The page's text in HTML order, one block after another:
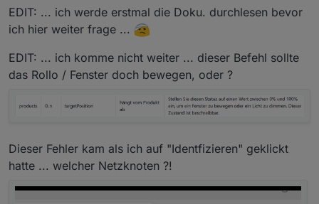
EDIT: ... ich werde erstmal die Doku. durchlesen bevor
ich hier weiter frage ...
EDIT: ... ich komme nicht weiter ... dieser Befehl sollte
das Rollo / Fenster doch bewegen, oder ?
Dieser Fehler kam als ich auf "Identfizieren" geklickt
hatte ... welcher Netzknoten ?!